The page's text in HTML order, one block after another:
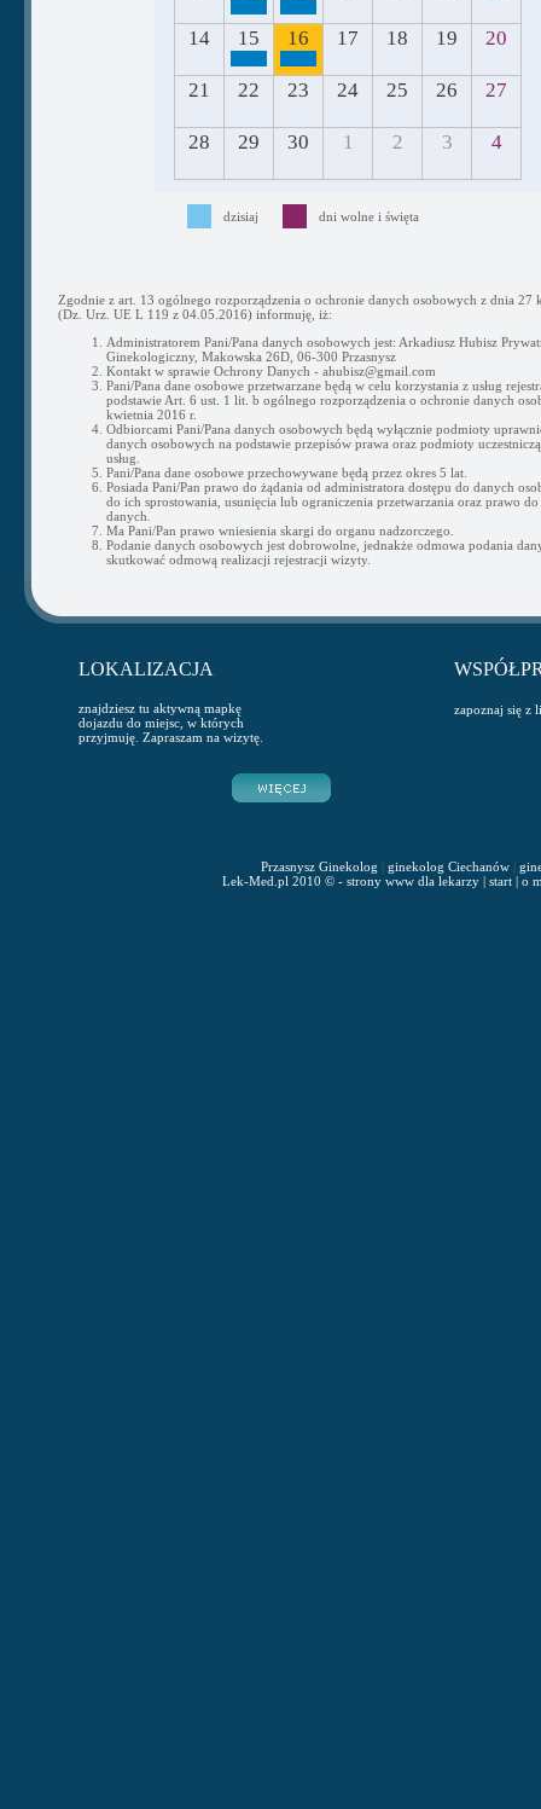
14 15 16 17 18 19 20
21 22 23 24 25 26 27
28 29 30 1 2 3 4
dzisiaj dni wolne i święta
Zgodnie z art. 13 ogólnego rozporządzenia o ochronie danych osobowych z dnia 27
(Dz. Urz. UE L 119 z 04.05.2016) informuję, iż:
Administratorem Pani/Pana danych osobowych jest: Arkadiusz Hubisz
Ginekologiczny, Makowska 26D, 06-300 Przasnysz
Kontakt w sprawie Ochrony Danych - ahubisz@gmail.com
Pani/Pana dane osobowe przetwarzane będą w celu korzystania z usług
podstawie Art. 6 ust. 1 lit. b ogólnego rozporządzenia o ochronie danych
kwietnia 2016 r.
Odbiorcami Pani/Pana danych osobowych będą wyłącznie podmioty
danych osobowych na podstawie przepisów prawa oraz podmioty
usług.
Pani/Pana dane osobowe przechowywane będą przez okres 5 lat.
Posiada Pani/Pan prawo do żądania od administratora dostępu do danych
do ich sprostowania, usunięcia lub ograniczenia przetwarzania oraz prawo do
danych.
Ma Pani/Pan prawo wniesienia skargi do organu nadzorczego.
Podanie danych osobowych jest dobrowolne, jednakże odmowa podania
skutkować odmową realizacji rejestracji wizyty.
LOKALIZACJA
znajdziesz tu aktywną mapkę
dojazdu do miejsc, w których
przyjmuję. Zapraszam na wizytę.
zapoznaj się z
Przasnysz Ginekolog | ginekolog Ciechanów|
Lek-Med.pl 2010 © - strony www dla lekarzy| start| o